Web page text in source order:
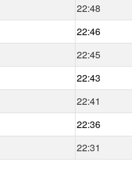
22:48
22:46
22:45
22:43
22:41
22:36
22:31